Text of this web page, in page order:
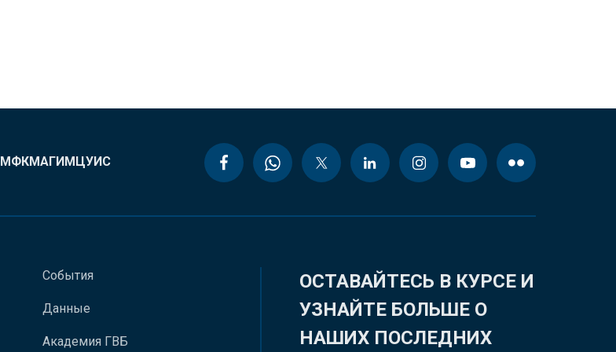
МФКМАГИМЦУИС
События
Данные
Академия ГВБ
ОСТАВАЙТЕСЬ В КУРСЕ И
УЗНАЙТЕ БОЛЬШЕ О
НАШИХ ПОСЛЕДНИХ